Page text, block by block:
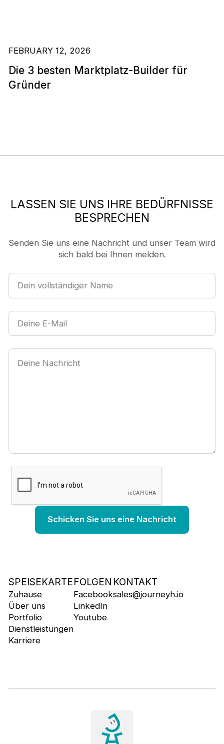
FEBRUARY 12, 2026
Die 3 besten Marktplatz-Builder für
Gründer
SPEISEKARTE
Zuhause
Über uns
Portfolio
Dienstleistungen
Karriere
FOLGEN
Facebook
LinkedIn
Youtube
KONTAKT
sales@journeyh.io
LASSEN SIE UNS IHRE BEDÜRFNISSE
BESPRECHEN
Senden Sie uns eine Nachricht und unser Team wird
sich bald bei Ihnen melden.